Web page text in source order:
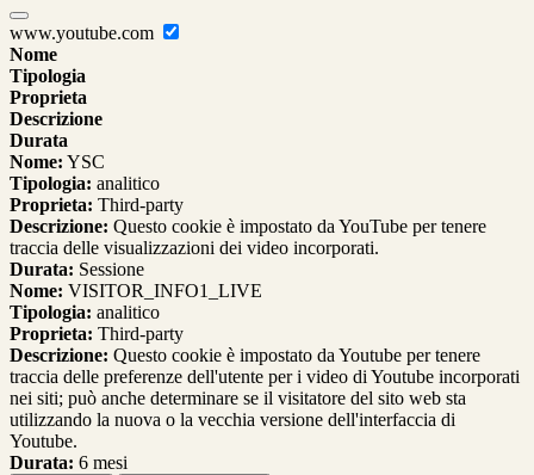
www.youtube.com
Nome
Tipologia
Proprieta
Descrizione
Durata
Nome: YSC
Tipologia: analitico
Proprieta: Third-party
Descrizione: Questo cookie è impostato da YouTube per tenere
traccia delle visualizzazioni dei video incorporati.
Durata: Sessione
Nome: VISITOR_INFO1_LIVE
Tipologia: analitico
Proprieta: Third-party
Descrizione: Questo cookie è impostato da Youtube per tenere
traccia delle preferenze dell'utente per i video di Youtube incorporati
nei siti; può anche determinare se il visitatore del sito web sta
utilizzando la nuova o la vecchia versione dell'interfaccia di
Youtube.
Durata: 6 mesi